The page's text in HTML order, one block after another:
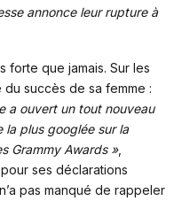
annonce leur rupture à
forte que jamais. Sur les
succès de sa femme :
a ouvert un tout nouveau
la plus googlée sur la
Grammy Awards »,
pour ses déclarations
pas manqué de rappeler